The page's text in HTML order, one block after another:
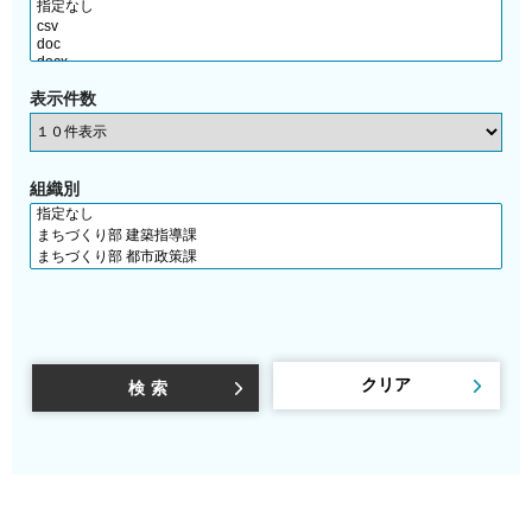
表示件数
組織別